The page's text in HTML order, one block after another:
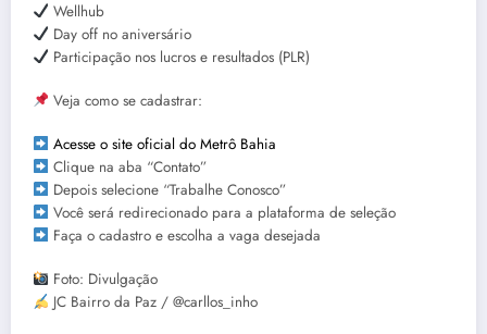
Wellhub
Day off no aniversário
Participação nos lucros e resultados (PLR)
Veja como se cadastrar:
Acesse o site oficial do Metrô Bahia
Clique na aba “Contato”
Depois selecione “Trabalhe Conosco”
Você será redirecionado para a plataforma de seleção
Faça o cadastro e escolha a vaga desejada
Foto: Divulgação
JC Bairro da Paz / @carllos_inho